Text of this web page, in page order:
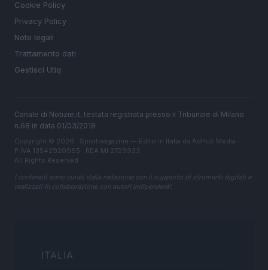
Cookie Policy
Privacy Policy
Note legali
Trattamento dati
Gestisci Utiq
Canale di Notizie.it, testata registrata presso il Tribunale di Milano
n.68 in data 01/03/2018
Copyright © 2026 · Sportmagazine — Edito in Italia da AdHub Media
P.IVA 13542920965 · REA MI 2729933
All Rights Reserved
I contenuti sono curati dalla redazione con il supporto di strumenti digitali e
realizzati in collaborazione con autori indipendenti.
ITALIA